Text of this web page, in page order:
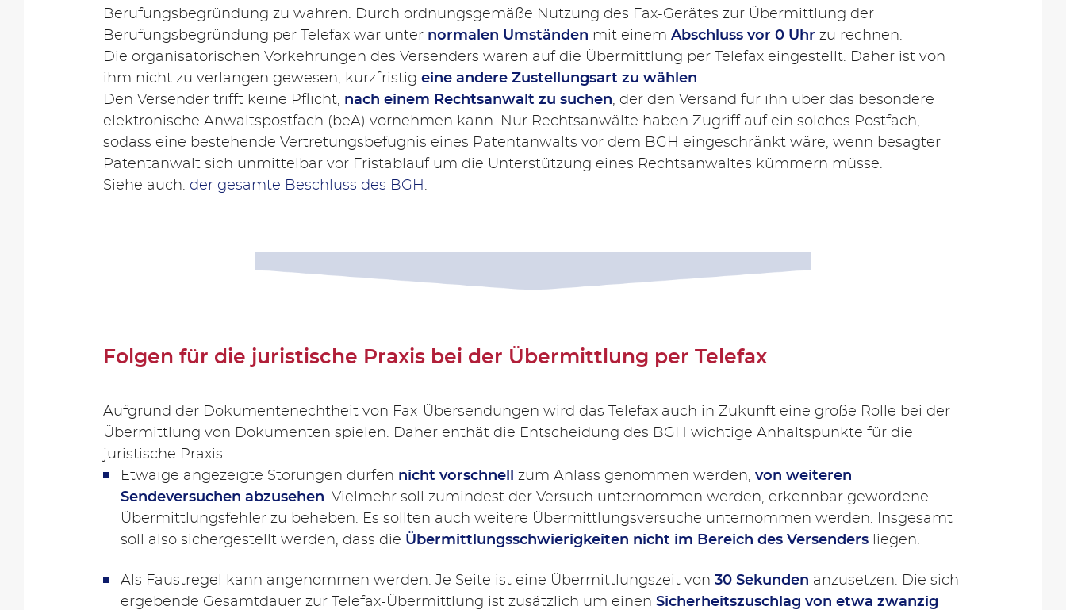
Berufungsbegründung zu wahren. Durch ordnungsgemäße Nutzung des Fax-Gerätes zur Übermittlung der
Berufungsbegründung per Telefax war unter normalen Umständen mit einem Abschluss vor 0 Uhr zu rechnen.
Die organisatorischen Vorkehrungen des Versenders waren auf die Übermittlung per Telefax eingestellt. Daher ist von
ihm nicht zu verlangen gewesen, kurzfristig eine andere Zustellungsart zu wählen.
Den Versender trifft keine Pflicht, nach einem Rechtsanwalt zu suchen, der den Versand für ihn über das besondere
elektronische Anwaltspostfach (beA) vornehmen kann. Nur Rechtsanwälte haben Zugriff auf ein solches Postfach,
sodass eine bestehende Vertretungsbefugnis eines Patentanwalts vor dem BGH eingeschränkt wäre, wenn besagter
Patentanwalt sich unmittelbar vor Fristablauf um die Unterstützung eines Rechtsanwaltes kümmern müsse.
Siehe auch: der gesamte Beschluss des BGH .
Folgen für die juristische Praxis bei der Übermittlung per Telefax
Aufgrund der Dokumentenechtheit von Fax-Übersendungen wird das Telefax auch in Zukunft eine große Rolle bei der
Übermittlung von Dokumenten spielen. Daher enthät die Entscheidung des BGH wichtige Anhaltspunkte für die
juristische Praxis.
Etwaige angezeigte Störungen dürfen nicht vorschnell zum Anlass genommen werden, von weiteren
Sendeversuchen abzusehen. Vielmehr soll zumindest der Versuch unternommen werden, erkennbar gewordene
Übermittlungsfehler zu beheben. Es sollten auch weitere Übermittlungsversuche unternommen werden. Insgesamt
soll also sichergestellt werden, dass die Übermittlungsschwie­rigkeiten nicht im Bereich des Versenders liegen.
Als Faustregel kann angenommen werden: Je Seite ist eine Übermittlungszeit von 30 Sekunden anzusetzen. Die sich
ergebende Gesamtdauer zur Telefax-Übermittlung ist zusätzlich um einen Sicherheitszuschlag von etwa zwanzig